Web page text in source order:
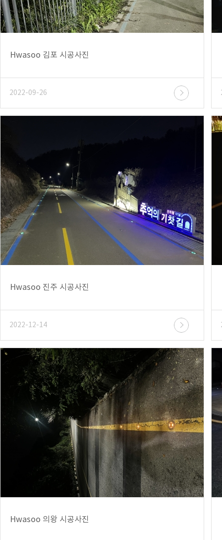
Hwasoo 김포 시공사진
2022-09-26
Hwasoo 진주 시공사진
2022-12-14
Hwasoo 의왕 시공사진